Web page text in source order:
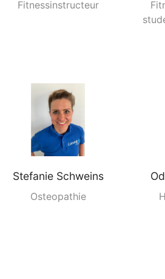
Fitnessinstructeur
Stefanie Schweins
Osteopathie